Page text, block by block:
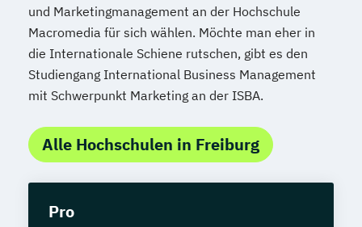
und Marketingmanagement an der Hochschule
Macromedia für sich wählen. Möchte man eher in
die Internationale Schiene rutschen, gibt es den
Studiengang International Business Management
mit Schwerpunkt Marketing an der ISBA.
Alle Hochschulen in Freiburg
Pro